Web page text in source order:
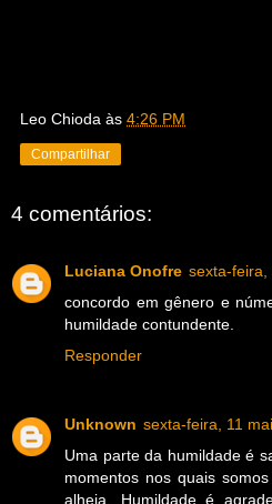
Leo Chioda às 4:26 PM
Compartilhar
4 comentários:
Luciana Onofre sexta-feira,
concordo em gênero e
humildade contundente.
Responder
Unknown sexta-feira, 11
Uma parte da humildade é
momentos nos quais
alheia. Humildade é